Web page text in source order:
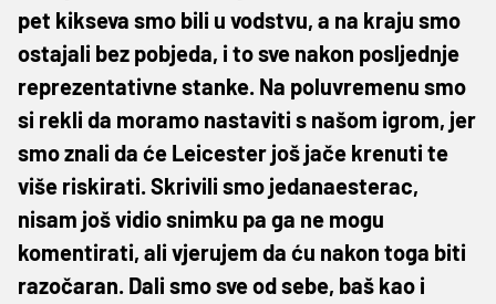
pet kikseva smo bili u vodstvu, a na kraju smo
ostajali bez pobjeda, i to sve nakon posljednje
reprezentativne stanke. Na poluvremenu smo
si rekli da moramo nastaviti s našom igrom, jer
smo znali da će Leicester još jače krenuti te
više riskirati. Skrivili smo jedanaesterac,
nisam još vidio snimku pa ga ne mogu
komentirati, ali vjerujem da ću nakon toga biti
razočaran. Dali smo sve od sebe, baš kao i